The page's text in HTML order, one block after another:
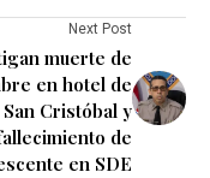
Next Post
muerte de
en hotel de
San Cristóbal y
de
en SDE